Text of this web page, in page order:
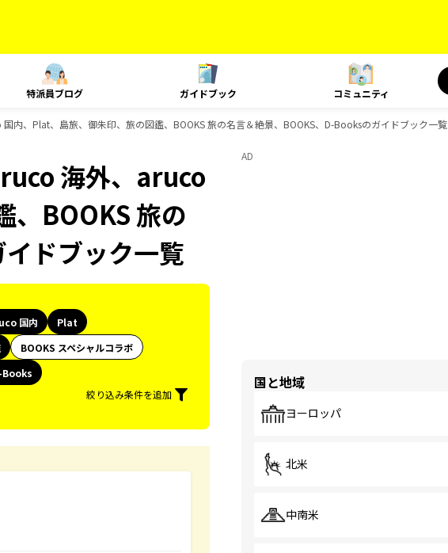
特派員ブログ ガイドブック コミュニティ
内、Plat、島旅、御朱印、旅の図鑑、BOOKS 旅の名言＆絶景、BOOKS、D-Booksのガイドブック一覧
海外、aruco
、BOOKS 旅の
ドブック一覧
国内
Plat
BOOKS スペシャルコラボ
Books
絞り込み条件を追加
AD
国と地域
ヨーロッパ
北米
中南米